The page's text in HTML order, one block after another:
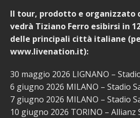
Il tour, prodotto e organizzato
vedrà Tiziano Ferro esibirsi in
delle principali città italiane
www.livenation.it):
30 maggio 2026 LIGNANO –
6 giugno 2026 MILANO – Stadio
7 giugno 2026 MILANO – Stadio
10 giugno 2026 TORINO – Allianz